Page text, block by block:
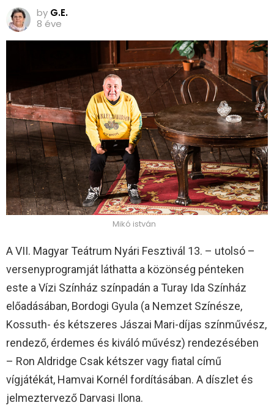
by G.E.
8 éve
Mikó istván
A VII. Magyar Teátrum Nyári Fesztivál 13. – utolsó –
versenyprogramját láthatta a közönség pénteken
este a Vízi Színház színpadán a Turay Ida Színház
előadásában, Bordogi Gyula (a Nemzet Színésze,
Kossuth- és kétszeres Jászai Mari-díjas színművész,
rendező, érdemes és kiváló művész) rendezésében
– Ron Aldridge Csak kétszer vagy fiatal című
vígjátékát, Hamvai Kornél fordításában. A díszlet és
jelmeztervező Darvasi Ilona.